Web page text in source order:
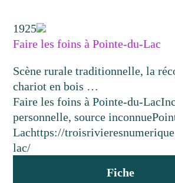
1925
Faire les foins à Pointe-du-Lac
Scène rurale traditionnelle, la
chariot en bois …
Faire les foins à Pointe-du-Lac
personnelle, source inconnue
Lachttps://
lac/
Fiche